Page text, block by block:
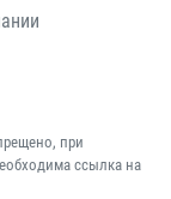
при
ссылка на